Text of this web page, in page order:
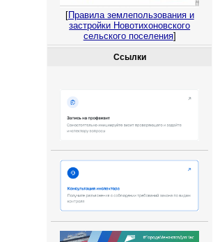
[Правила землепользования и
застройки Новотихоновского
сельского поселения]
Ссылки